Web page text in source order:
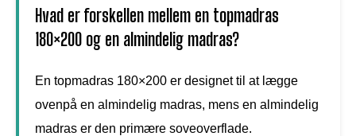
Hvad er forskellen mellem en topmadras
180×200 og en almindelig madras?
En topmadras 180×200 er designet til at lægge
ovenpå en almindelig madras, mens en almindelig
madras er den primære soveoverflade.